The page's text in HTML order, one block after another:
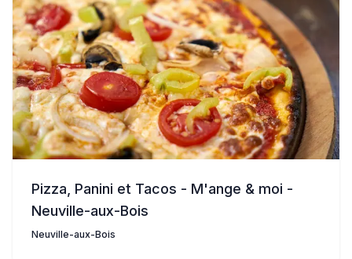
Pizza, Panini et Tacos - M'ange & moi -
Neuville-aux-Bois
Neuville-aux-Bois